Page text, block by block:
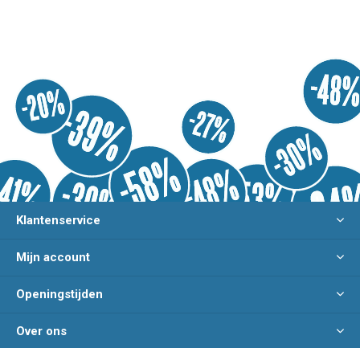
Klantenservice
Mijn account
Openingstijden
Over ons